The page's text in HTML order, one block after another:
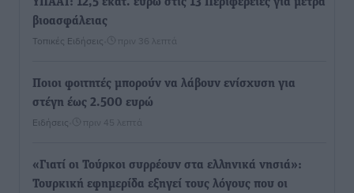
βιοασφάλειας
Τοπικές Ειδήσεις πριν 36 λεπτά
Ποιοι φοιτητές μπορούν να λάβουν ενίσχυση για
στέγη έως 2.500 ευρώ
Ειδήσεις πριν 45 λεπτά
«Γιατί οι Τούρκοι συρρέουν στα ελληνικά νησιά»:
Τουρκική εφημερίδα εξηγεί τους λόγους που οι